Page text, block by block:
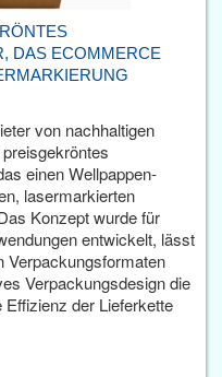
DAS ECOMMERCE
von nachhaltigen
einen Wellpappen-
lasermarkierten
Konzept wurde für
entwickelt, lässt
Verpackungsformaten
Verpackungsdesign die
der Lieferkette